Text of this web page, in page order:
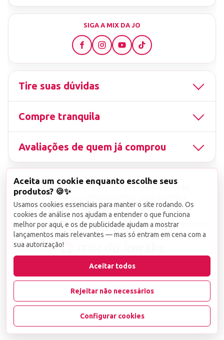
SIGA A MIX DA JO
Tire suas dúvidas
Compre tranquila
Avaliações de quem já comprou
▤ CNPJ13.851.519/0001-25
de imagens ou conteúdos deste site é proibido e
viola a Lei de Direitos Autorais nº 9.610/98.
Infrações serão denunciadas diretamente ao órgão competente.
Aceita um cookie enquanto escolhe seus
produtos? 🍪✨
Usamos cookies essenciais para manter o site rodando. Os
cookies de análise nos ajudam a entender o que funciona
melhor por aqui, e os de publicidade ajudam a mostrar
lançamentos mais relevantes — mas só entram em cena com a
sua autorização!
Aceitar todos
Rejeitar não necessários
Configurar cookies